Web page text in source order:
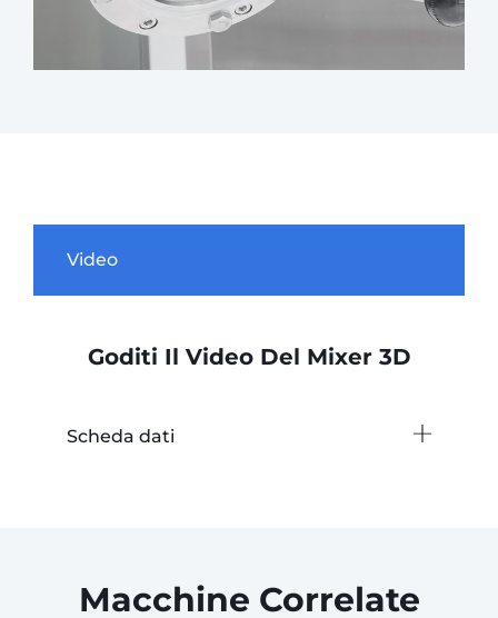
Video
Goditi Il ​​video Del Mixer 3D
Scheda dati
Macchine Correlate